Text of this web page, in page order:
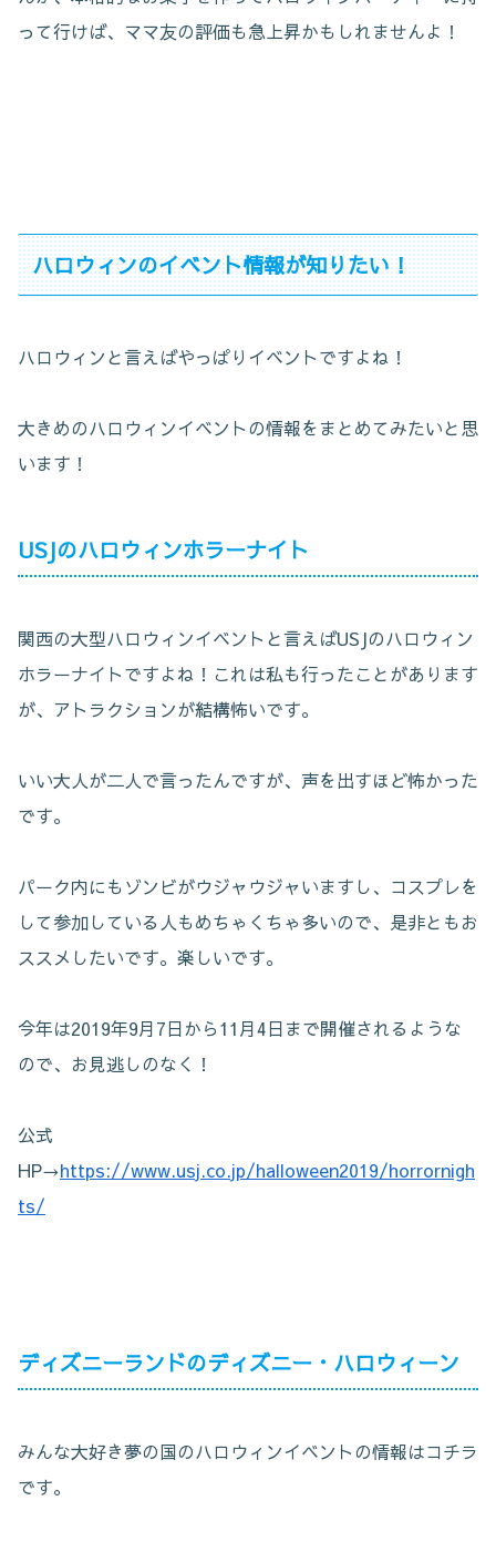
って行けば、ママ友の評価も急上昇かもしれませんよ！
ハロウィンのイベント情報が知りたい！
ハロウィンと言えばやっぱりイベントですよね！
大きめのハロウィンイベントの情報をまとめてみたいと思
います！
USJのハロウィンホラーナイト
関西の大型ハロウィンイベントと言えばUSJのハロウィン
ホラーナイトですよね！これは私も行ったことがあります
が、アトラクションが結構怖いです。
いい大人が二人で言ったんですが、声を出すほど怖かった
です。
パーク内にもゾンビがウジャウジャいますし、コスプレを
して参加している人もめちゃくちゃ多いので、是非ともお
ススメしたいです。楽しいです。
今年は2019年9月7日から11月4日まで開催されるような
ので、お見逃しのなく！
公式
HP→https://www.usj.co.jp/halloween2019/horrornigh
ts/
ディズニーランドのディズニー・ハロウィーン
みんな大好き夢の国のハロウィンイベントの情報はコチラ
です。